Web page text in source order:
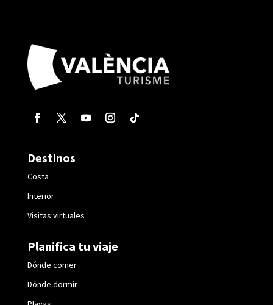
Destinos
Costa
Interior
Visitas virtuales
Planifica tu viaje
Dónde comer
Dónde dormir